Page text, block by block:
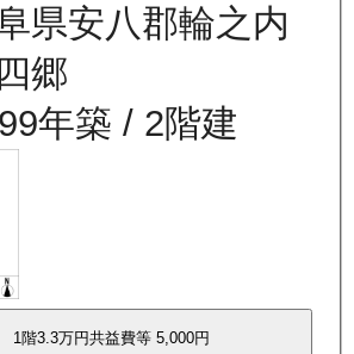
県安八郡輪之内
郷
年築 / 2階建
1 階3.3万円共益費等 5,000円